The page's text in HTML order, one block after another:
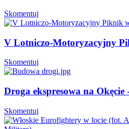
Skomentuj
V Lotniczo-Motoryzacyjny
Skomentuj
Droga ekspresowa na Okęcie
Skomentuj